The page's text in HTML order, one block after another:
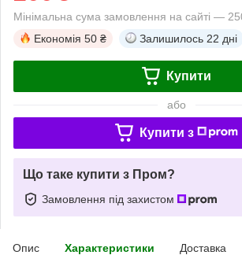
Мінімальна сума замовлення на сайті —
Економія 50 ₴ Залишилось 22 дні
Купити
або
Купити з
Що таке купити з Пром?
Замовлення під захистом
Опис Характеристики Доставка